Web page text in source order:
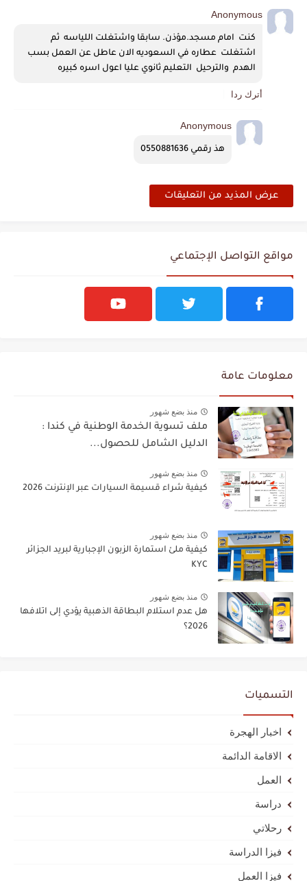
Anonymous
الهدم  والترحيل  التعليم ثانوي عليا اعول اسره كبيره
أترك ردا
Anonymous
هذ رقمي 0550881636
عرض المذيد من التعليقات
مواقع التواصل الإجتماعي
معلومات عامة
منذ بضع شهور
ملف تسوية الخدمة الوطنية في كندا :
الدليل الشامل للحصول...
منذ بضع شهور
كيفية شراء قسيمة السيارات عبر الإنترنت 2026
منذ بضع شهور
كيفية ملئ استمارة الزبون الإجبارية لبريد الجزائر
KYC
منذ بضع شهور
هل عدم استلام البطاقة الذهبية يؤدي إلى اتلافها
2026؟
التسميات
اخبار الهجرة
الاقامة الدائمة
العمل
دراسة
رحلاتي
فيزا الدراسة
فيزا العمل